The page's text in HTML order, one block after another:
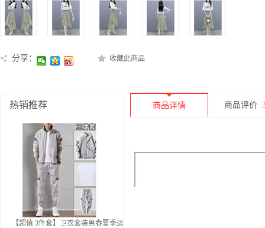
分享： 收藏此商品
热销推荐
【超值 3件套】卫衣套装男春夏季运动
商品详情 商品评价